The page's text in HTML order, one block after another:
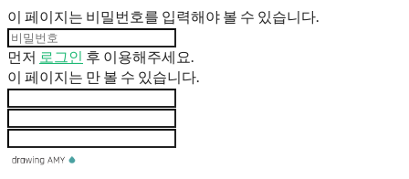
이 페이지는 비밀번호를 입력해야 볼 수 있습니다.
먼저 로그인 후 이용해주세요.
이 페이지는 만 볼 수 있습니다.